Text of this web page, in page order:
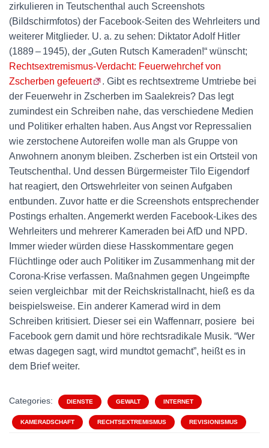
zirkulieren in Teutschenthal auch Screenshots
(Bildschirmfotos) der Facebook-Seiten des Wehrleiters und
weiterer Mitglieder. U. a. zu sehen: Diktator Adolf Hitler
(1889 – 1945), der „Guten Rutsch Kameraden!“ wünscht;
Rechtsextremismus-Verdacht: Feuerwehrchef von
Zscherben gefeuert
. Gibt es rechtsextreme Umtriebe bei
der Feuerwehr in Zscherben im Saalekreis? Das legt
zumindest ein Schreiben nahe, das verschiedene Medien
und Politiker erhalten haben. Aus Angst vor Repressalien
wie zerstochene Autoreifen wolle man als Gruppe von
Anwohnern anonym bleiben. Zscherben ist ein Ortsteil von
Teutschenthal. Und dessen Bürgermeister Tilo Eigendorf
hat reagiert, den Ortswehrleiter von seinen Aufgaben
entbunden. Zuvor hatte er die Screenshots entsprechender
Postings erhalten. Angemerkt werden Facebook-Likes des
Wehrleiters und mehrerer Kameraden bei AfD und NPD.
Immer wieder würden diese Hasskommentare gegen
Flüchtlinge oder auch Politiker im Zusammenhang mit der
Corona-Krise verfassen. Maßnahmen gegen Ungeimpfte
seien vergleichbar mit der Reichskristallnacht, hieß es da
beispielsweise. Ein anderer Kamerad wird in dem
Schreiben kritisiert. Dieser sei ein Waffennarr, posiere bei
Facebook gern damit und höre rechtsradikale Musik. “Wer
etwas dagegen sagt, wird mundtot gemacht”, heißt es in
dem Brief weiter.
Categories: DIENSTE GEWALT INTERNET
KAMERADSCHAFT RECHTSEXTREMISMUS REVISIONISMUS